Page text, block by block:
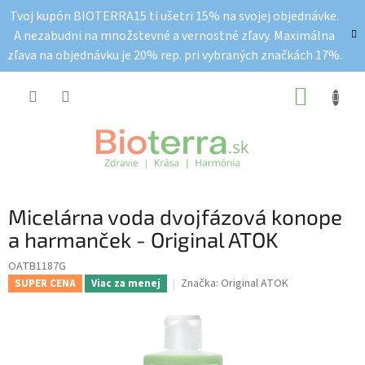
obsah
Tvoj kupón BIOTERRA15 ti ušetri 15% na svojej objednávke.
A nezabudni na množstevné a vernostné zľavy. Maximálna
zľava na objednávku je 20% rep. pri vybraných značkách 17%.
Micelárna voda dvojfázová konope
a harmanček - Original ATOK
OATB1187G
SUPER CENA Viac za menej Značka: Original ATOK